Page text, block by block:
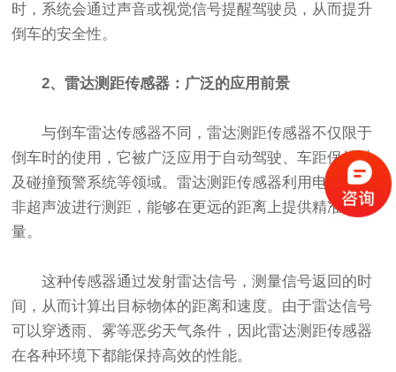
时，系统会通过声音或视觉信号提醒驾驶员，从而提升
倒车的安全性。
2、雷达测距传感器：广泛的应用前景
与倒车雷达传感器不同，雷达测距传感器不仅限于
倒车时的使用，它被广泛应用于自动驾驶、车距保持以
及碰撞预警系统等领域。雷达测距传感器利用电磁波而
非超声波进行测距，能够在更远的距离上提供精准的测
量。
这种传感器通过发射雷达信号，测量信号返回的时
间，从而计算出目标物体的距离和速度。由于雷达信号
可以穿透雨、雾等恶劣天气条件，因此雷达测距传感器
在各种环境下都能保持高效的性能。